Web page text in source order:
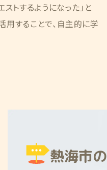
トするようになった」と
用することで、自主的に学
熱海市の